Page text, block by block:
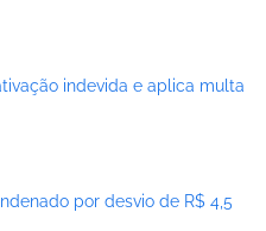
indevida e aplica multa
por desvio de R$ 4,5